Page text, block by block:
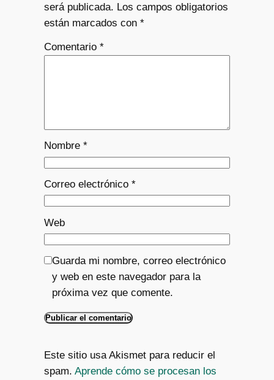
será publicada. Los campos obligatorios
están marcados con *
Comentario *
Nombre *
Correo electrónico *
Web
Guarda mi nombre, correo electrónico
y web en este navegador para la
próxima vez que comente.
Este sitio usa Akismet para reducir el
spam. Aprende cómo se procesan los